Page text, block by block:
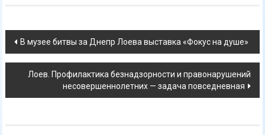
Навигация
по
записям
В музее битвы за Днепр Лоева выставка «Фокус на душе»
Лоев. Профилактика безнадзорности и правонарушений
несовершеннолетних — задача повседневная